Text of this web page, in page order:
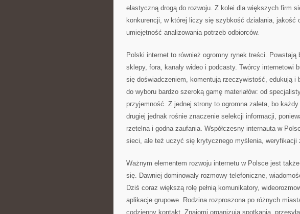
elastyczną drogą do rozwoju. Z kolei dla większych firm
konkurencji, w której liczy się szybkość działania, jakość
umiejętność analizowania potrzeb odbiorców.
Polski internet to również ogromny rynek treści.
sklepy, fora, kanały wideo i podcasty. Twórcy internetowi
się doświadczeniem, komentują rzeczywistość, edukują i
do wyboru bardzo szeroką gamę materiałów: od
przyjemność. Z jednej strony to ogromna zaleta, bo
drugiej jednak rośnie znaczenie selekcji informacji,
rzetelna i godna zaufania. Współczesny internauta w
sieci, ale też uczyć się krytycznego myślenia, weryfikacji
Ważnym elementem rozwoju internetu w Polsce jest
się. Dawniej dominowały rozmowy telefoniczne,
Dziś coraz większą rolę pełnią komunikatory,
aplikacje grupowe. Rodzina rozproszona po różnych
codzienny kontakt. Znajomi organizują spotkania,